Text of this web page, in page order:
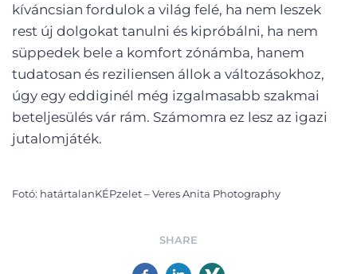
SHARE
kíváncsian fordulok a világ felé, ha nem leszek
rest új dolgokat tanulni és kipróbálni, ha nem
süppedek bele a komfort zónámba, hanem
tudatosan és reziliensen állok a változásokhoz,
úgy egy eddiginél még izgalmasabb szakmai
beteljesülés vár rám. Számomra ez lesz az igazi
jutalomjáték.
Fotó: határtalanKÉPzelet – Veres Anita Photography